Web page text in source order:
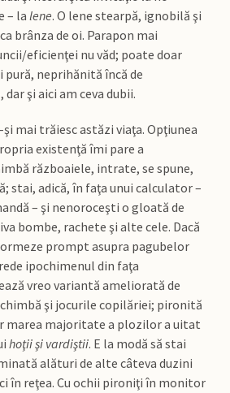
– la lene. O lene stearpă, ignobilă şi
brânza de oi. Parapon mai
eficienţei nu văd; poate doar
pură, neprihănită încă de
şi aici am ceva dubii.
mai trăiesc astăzi viaţa. Opţiunea
existenţă îmi pare a
războaiele, intrate, se spune,
stai, adică, în faţa unui calculator –
– şi nenoroceşti o gloată de
bombe, rachete şi alte cele. Dacă
prompt asupra pagubelor
ipochimenul din faţa
vreo variantă ameliorată de
şi jocurile copilăriei; pironită
marea majoritate a plozilor a uitat
hoţii şi vardiştii. E la modă să stai
alături de alte câteva duzini
în reţea. Cu ochii pironiţi în monitor